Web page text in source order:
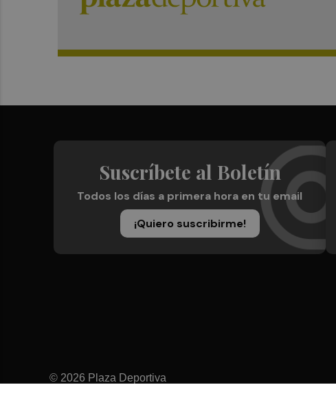
Suscríbete al Boletín
Todos los días a primera hora en tu email
¡Quiero suscribirme!
© 2026 Plaza Deportiva